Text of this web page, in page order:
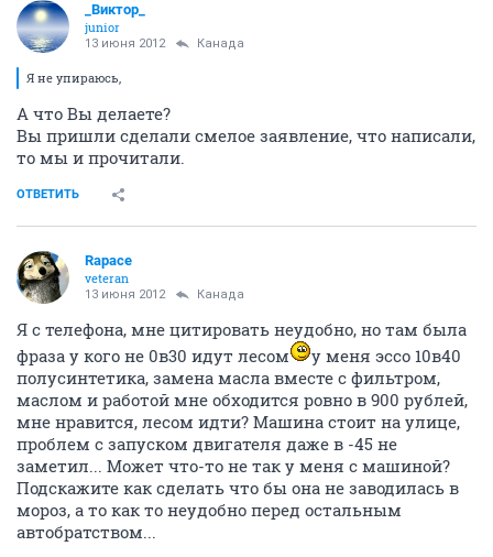
_Виктор_
juniоr
13 июня 2012 Канада
Я не упираюсь,
А что Вы делаете?
Вы пришли сделали смелое заявление, что написали,
то мы и прочитали.
ОТВЕТИТЬ
Rapace
veteran
13 июня 2012 Канада
Я с телефона, мне цитировать неудобно, но там была
фраза у кого не 0в30 идут лесом
у меня эссо 10в40
полусинтетика, замена масла вместе с фильтром,
маслом и работой мне обходится ровно в 900 рублей,
мне нравится, лесом идти? Машина стоит на улице,
проблем с запуском двигателя даже в -45 не
заметил... Может что-то не так у меня с машиной?
Подскажите как сделать что бы она не заводилась в
мороз, а то как то неудобно перед остальным
автобратством...